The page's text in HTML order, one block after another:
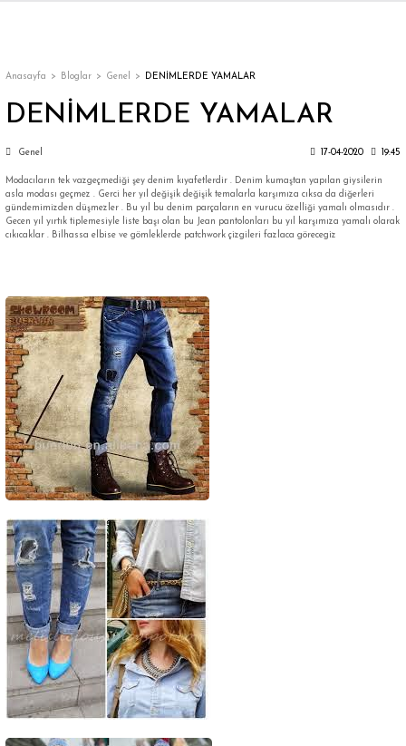
Trençkot
Trençkot
Trençkot
Trençkot
Anasayfa Bloglar Genel DENİMLERDE YAMALAR
DENİMLERDE YAMALAR
Genel 17-04-2020 19:45
Modacıların tek vazgeçmediği şey denim kıyafetlerdir . Denim kumaştan yapılan giysilerin
asla modası geçmez . Gerci her yıl değişik değişik temalarla karşımıza cıksa da diğerleri
gündemimizden düşmezler . Bu yıl bu denim parçaların en vurucu özelliği yamalı olmasıdır .
Gecen yıl yırtık tiplemesiyle liste başı olan bu Jean pantolonları bu yıl karşımıza yamalı olarak
cıkıcaklar . Bilhassa elbise ve gömleklerde patchwork çizgileri fazlaca görecegiz